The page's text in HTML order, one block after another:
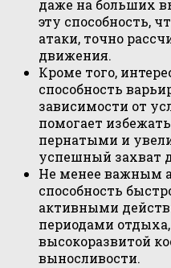
даже на больших
эту способность,
атаки, точно
движения.
Кроме того,
способность
зависимости от
помогает
пернатыми и
успешный захват
Не менее важным
способность
активными
периодами
высокоразвитой
выносливости.